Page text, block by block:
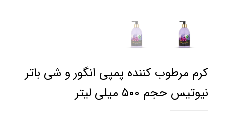
کرم مرطوب کننده پمپی انگور و شی باتر
نیوتیس حجم ۵۰۰ میلی لیتر